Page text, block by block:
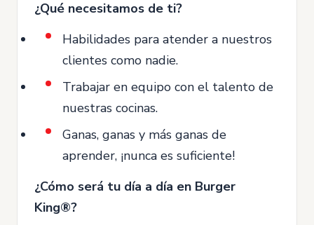
¿Qué necesitamos de ti?
Habilidades para atender a nuestros
clientes como nadie.
Trabajar en equipo con el talento de
nuestras cocinas.
Ganas, ganas y más ganas de
aprender, ¡nunca es suficiente!
¿Cómo será tu día a día en Burger
King®?